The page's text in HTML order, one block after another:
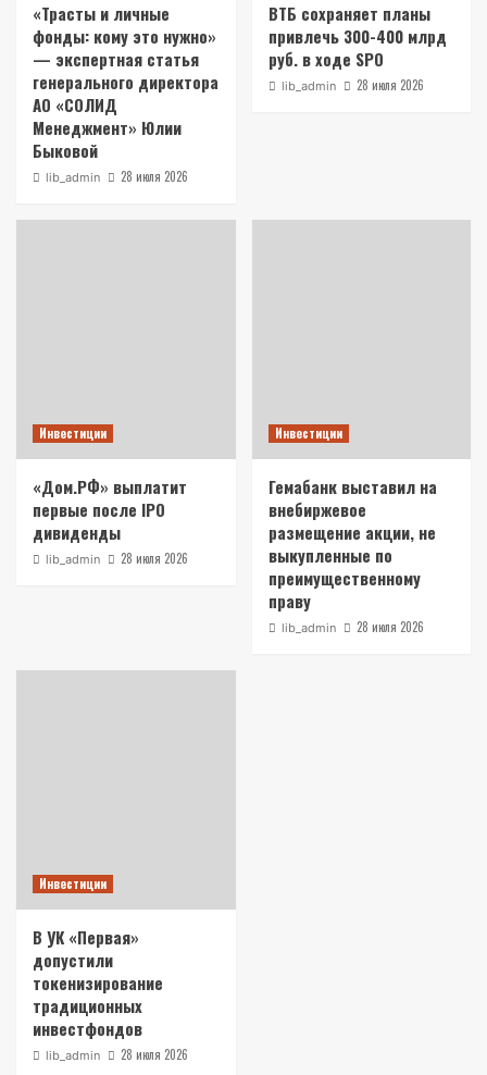
«Трасты и личные
фонды: кому это нужно»
— экспертная статья
генерального директора
АО «СОЛИД
Менеджмент» Юлии
Быковой
lib_admin 28 июля 2026
ВТБ сохраняет планы
привлечь 300-400 млрд
руб. в ходе SPO
lib_admin 28 июля 2026
Инвестиции
«Дом.РФ» выплатит
первые после IPO
дивиденды
lib_admin 28 июля 2026
Инвестиции
Гемабанк выставил на
внебиржевое
размещение акции, не
выкупленные по
преимущественному
праву
lib_admin 28 июля 2026
Инвестиции
В УК «Первая»
допустили
токенизирование
традиционных
инвестфондов
lib_admin 28 июля 2026